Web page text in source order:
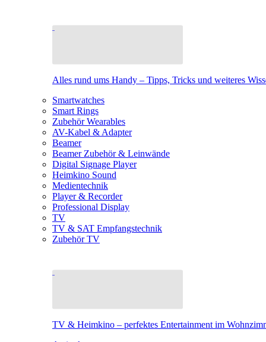
Alles rund ums Handy – Tipps, Tricks und weiteres
Smartwatches
Smart Rings
Zubehör Wearables
AV-Kabel & Adapter
Beamer
Beamer Zubehör & Leinwände
Digital Signage Player
Heimkino Sound
Medientechnik
Player & Recorder
Professional Display
TV
TV & SAT Empfangstechnik
Zubehör TV
TV & Heimkino – perfektes Entertainment im